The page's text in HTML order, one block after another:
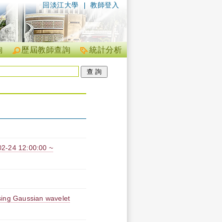
| 教師登入
回淡江大學
統計分析
歷屆教師查詢
24 12:00:00 ~
Gaussian wavelet